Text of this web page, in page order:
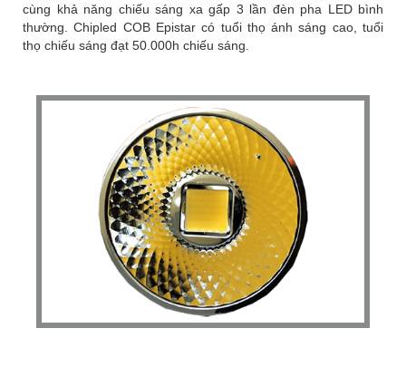
cùng khả năng chiếu sáng xa gấp 3 lần đèn pha LED bình
thường. Chipled COB Epistar có tuổi thọ ánh sáng cao, tuổi
thọ chiếu sáng đạt 50.000h chiếu sáng.